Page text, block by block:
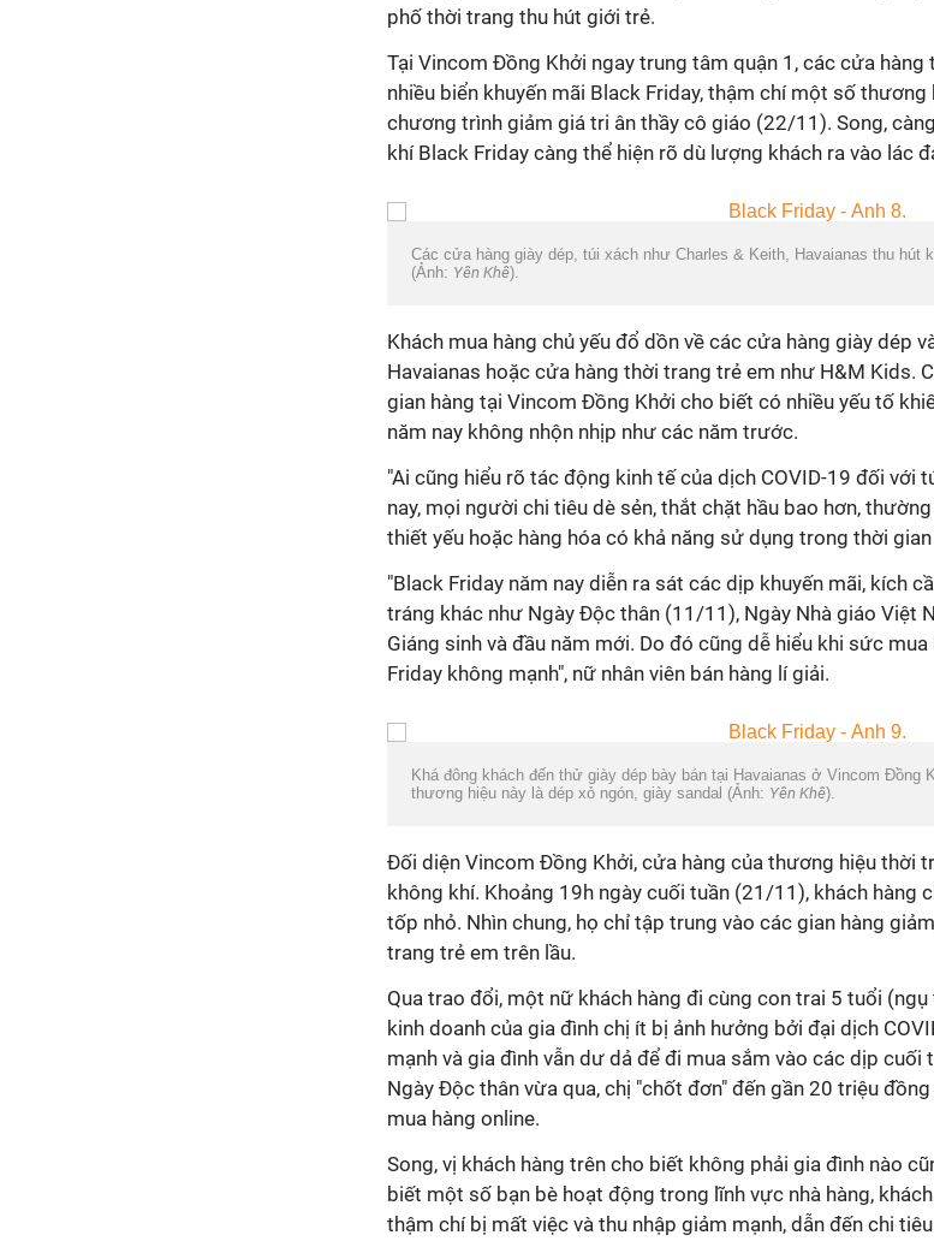
phố thời trang thu hút giới trẻ.
Tại Vincom Đồng Khởi ngay trung tâm quận 1, các cửa
nhiều biển khuyến mãi Black Friday, thậm chí một số
chương trình giảm giá tri ân thầy cô giáo (22/11). Song,
khí Black Friday càng thể hiện rõ dù lượng khách ra vào lác
Các cửa hàng giày dép, túi xách như Charles & Keith, Havaianas thu hút
(Ảnh: Yên Khê).
Khách mua hàng chủ yếu đổ dồn về các cửa hàng giày dép
Havaianas hoặc cửa hàng thời trang trẻ em như H&M Kids.
gian hàng tại Vincom Đồng Khởi cho biết có nhiều yếu tố
năm nay không nhộn nhịp như các năm trước.
"Ai cũng hiểu rõ tác động kinh tế của dịch COVID-19 đối với
nay, mọi người chi tiêu dè sẻn, thắt chặt hầu bao hơn,
thiết yếu hoặc hàng hóa có khả năng sử dụng trong thời gian
"Black Friday năm nay diễn ra sát các dịp khuyến mãi, kích
tráng khác như Ngày Độc thân (11/11), Ngày Nhà giáo Việt
Giáng sinh và đầu năm mới. Do đó cũng dễ hiểu khi sức
Friday không mạnh", nữ nhân viên bán hàng lí giải.
Khá đông khách đến thử giày dép bày bán tại Havaianas ở Vincom Đồng
thương hiệu này là dép xỏ ngón, giày sandal (Ảnh: Yên Khê).
Đối diện Vincom Đồng Khởi, cửa hàng của thương hiệu thời
không khí. Khoảng 19h ngày cuối tuần (21/11), khách hàng
tốp nhỏ. Nhìn chung, họ chỉ tập trung vào các gian hàng
trang trẻ em trên lầu.
Qua trao đổi, một nữ khách hàng đi cùng con trai 5 tuổi
kinh doanh của gia đình chị ít bị ảnh hưởng bởi đại dịch
mạnh và gia đình vẫn dư dả để đi mua sắm vào các dịp cuối
Ngày Độc thân vừa qua, chị "chốt đơn" đến gần 20 triệu
mua hàng online.
Song, vị khách hàng trên cho biết không phải gia đình nào
biết một số bạn bè hoạt động trong lĩnh vực nhà hàng,
thậm chí bị mất việc và thu nhập giảm mạnh, dẫn đến chi